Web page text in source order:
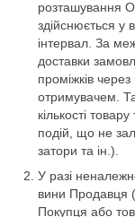
розташування
здійснюється у
інтервал. За
доставки
проміжків
отримувачем.
кількості
подій, що не
затори та ін.).
У разі
вини Продавця
Покупця або